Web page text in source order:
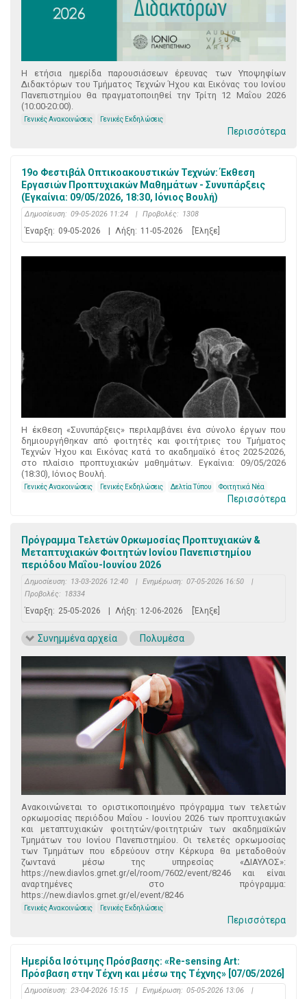
Η ετήσια ημερίδα παρουσιάσεων έρευνας των Υποψηφίων
Διδακτόρων του Τμήματος Τεχνών Ήχου και Εικόνας του Ιονίου
Πανεπιστημίου θα πραγματοποιηθεί την Τρίτη 12 Μαΐου 2026
(10:00-20:00).
Γενικές Ανακοινώσεις Γενικές Εκδηλώσεις
Περισσότερα
19ο Φεστιβάλ Οπτικοακουστικών Τεχνών: Έκθεση
Εργασιών Προπτυχιακών Μαθημάτων - Συνυπάρξεις
(Εγκαίνια: 09/05/2026, 18:30, Ιόνιος Βουλή)
Δημοσίευση: 09-05-2026 11:24 | Προβολές: 1308
Έναρξη: 09-05-2026 | Λήξη: 11-05-2026 [Έληξε]
Η έκθεση «Συνυπάρξεις» περιλαμβάνει ένα σύνολο έργων που
δημιουργήθηκαν από φοιτητές και φοιτήτριες του Τμήματος
Τεχνών Ήχου και Εικόνας κατά το ακαδημαϊκό έτος 2025-2026,
στο πλαίσιο προπτυχιακών μαθημάτων. Εγκαίνια: 09/05/2026
(18:30), Ιόνιος Βουλή.
Γενικές Ανακοινώσεις Γενικές Εκδηλώσεις Δελτία Τύπου Φοιτητικά Νέα
Περισσότερα
Πρόγραμμα Τελετών Ορκωμοσίας Προπτυχιακών &
Μεταπτυχιακών Φοιτητών Ιονίου Πανεπιστημίου
περιόδου Μαΐου-Ιουνίου 2026
Δημοσίευση: 13-03-2026 12:40 | Ενημέρωση: 07-05-2026 16:50
|
Προβολές: 18334
Έναρξη: 25-05-2026 Λήξη: 12-06-2026 [Έληξε]
Συνημμένα αρχεία Πολυμέσα
Ανακοινώνεται το οριστικοποιημένο πρόγραμμα των τελετών
ορκωμοσίας περιόδου Μαΐου - Ιουνίου 2026 των προπτυχιακών
και μεταπτυχιακών φοιτητών/φοιτητριών των ακαδημαϊκών
Τμημάτων του Ιονίου Πανεπιστημίου. Οι τελετές ορκωμοσίας
των Τμημάτων που εδρεύουν στην Κέρκυρα θα μεταδοθούν
ζωντανά μέσω της υπηρεσίας «ΔΙΑΥΛΟΣ»:
https://new.diavlos.grnet.gr/el/room/7602/event/8246 και είναι
αναρτημένες στο πρόγραμμα:
https://new.diavlos.grnet.gr/el/event/8246
Γενικές Ανακοινώσεις Γενικές Εκδηλώσεις
Περισσότερα
Ημερίδα Ισότιμης Πρόσβασης: «Re-sensing Art:
Πρόσβαση στην Τέχνη και μέσω της Τέχνης» [07/05/2026]
Δημοσίευση: 23-04-2026 15:15 | Ενημέρωση: 05-05-2026 13:06
|